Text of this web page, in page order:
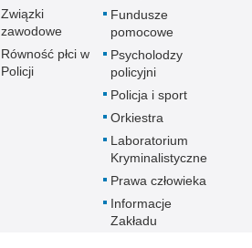
Związki
zawodowe
Równość płci w
Policji
Fundusze
pomocowe
Psycholodzy
policyjni
Policja i sport
Orkiestra
Laboratorium
Kryminalistyczne
Prawa człowieka
Informacje
Zakładu